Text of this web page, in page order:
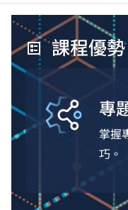
課程優勢
專
掌握
巧。